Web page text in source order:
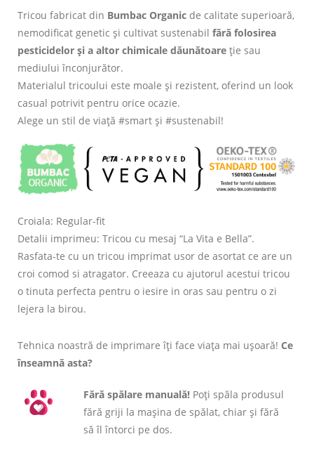
Tricou fabricat din Bumbac Organic de calitate superioară,
nemodificat genetic și cultivat sustenabil fără folosirea
pesticidelor și a altor chimicale dăunătoare ție sau
mediului înconjurător.
Materialul tricoului este moale și rezistent, oferind un look
casual potrivit pentru orice ocazie.
Alege un stil de viață #smart și #sustenabil!
Croiala: Regular-fit
Detalii imprimeu: Tricou cu mesaj “La Vita e Bella”.
Rasfata-te cu un tricou imprimat usor de asortat ce are un
croi comod si atragator. Creeaza cu ajutorul acestui tricou
o tinuta perfecta pentru o iesire in oras sau pentru o zi
lejera la birou.
Tehnica noastră de imprimare îți face viața mai ușoară! Ce
înseamnă asta?
Fără spălare manuală! Poți spăla produsul
fără griji la mașina de spălat, chiar și fără
să îl întorci pe dos.